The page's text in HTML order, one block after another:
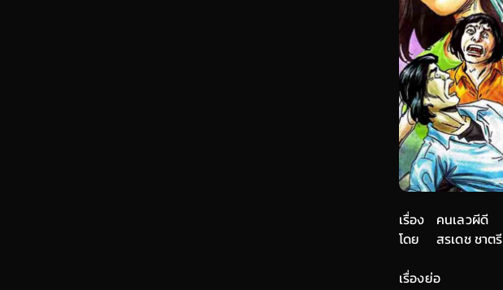
เรื่อง
โดย
คนเลวผีดี
สรเดช ชาตรี
เรื่องย่อ